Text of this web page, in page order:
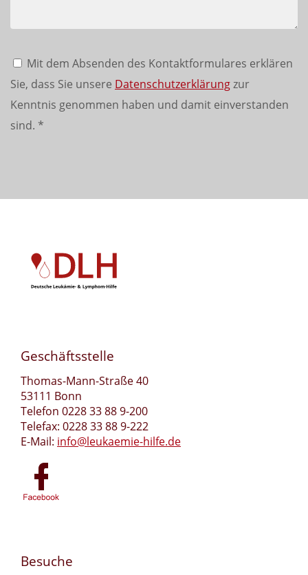
Mit dem Absenden des Kontaktformulares erklären
Sie, dass Sie unsere Datenschutzerklärungzur
Kenntnis genommen haben und damit einverstanden
sind. *
Geschäftsstelle
Thomas-Mann-Straße 40
53111 Bonn
Telefon 0228 33 88 9-200
Telefax: 0228 33 88 9-222
E-Mail: info@leukaemie-hilfe.de
Besuche